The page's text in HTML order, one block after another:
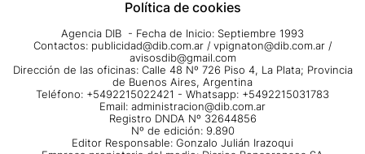
Política de cookies
Agencia DIB - Fecha de Inicio: Septiembre 1993
Contactos: publicidad@dib.com.ar / vpignaton@dib.com.ar /
avisosdib@gmail.com
Dirección de las oficinas: Calle 48 Nº 726 Piso 4, La Plata; Provincia
de Buenos Aires, Argentina
Teléfono: +5492215022421 - Whatsapp: +5492215031783
Email: administracion@dib.com.ar
Registro DNDA Nº 32644856
Nº de edición: 9.890
Editor Responsable: Gonzalo Julián Irazoqui